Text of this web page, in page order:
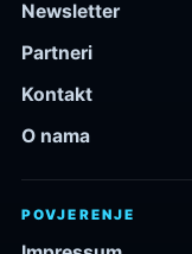
Newsletter
Partneri
Kontakt
O nama
POVJERENJE